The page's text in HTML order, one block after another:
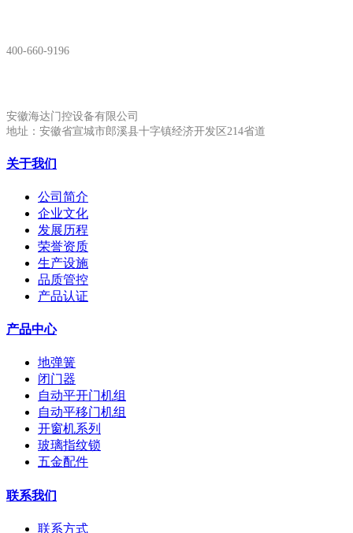
400-660-9196
安徽海达门控设备有限公司
地址：安徽省宣城市郎溪县十字镇经济开发区214省道
关于我们
公司简介
企业文化
发展历程
荣誉资质
生产设施
品质管控
产品认证
产品中心
地弹簧
闭门器
自动平开门机组
自动平移门机组
开窗机系列
玻璃指纹锁
五金配件
联系我们
联系方式